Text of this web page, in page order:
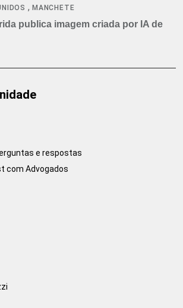
,MANCHETE
publica imagem criada por IA de
e respostas
com Advogados